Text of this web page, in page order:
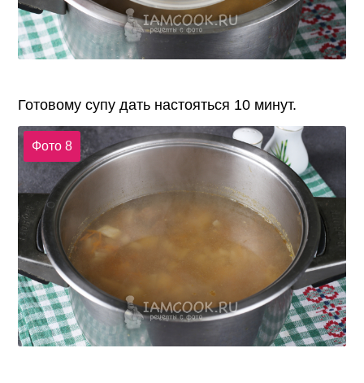
Готовому супу дать настояться 10 минут.
Фото 8